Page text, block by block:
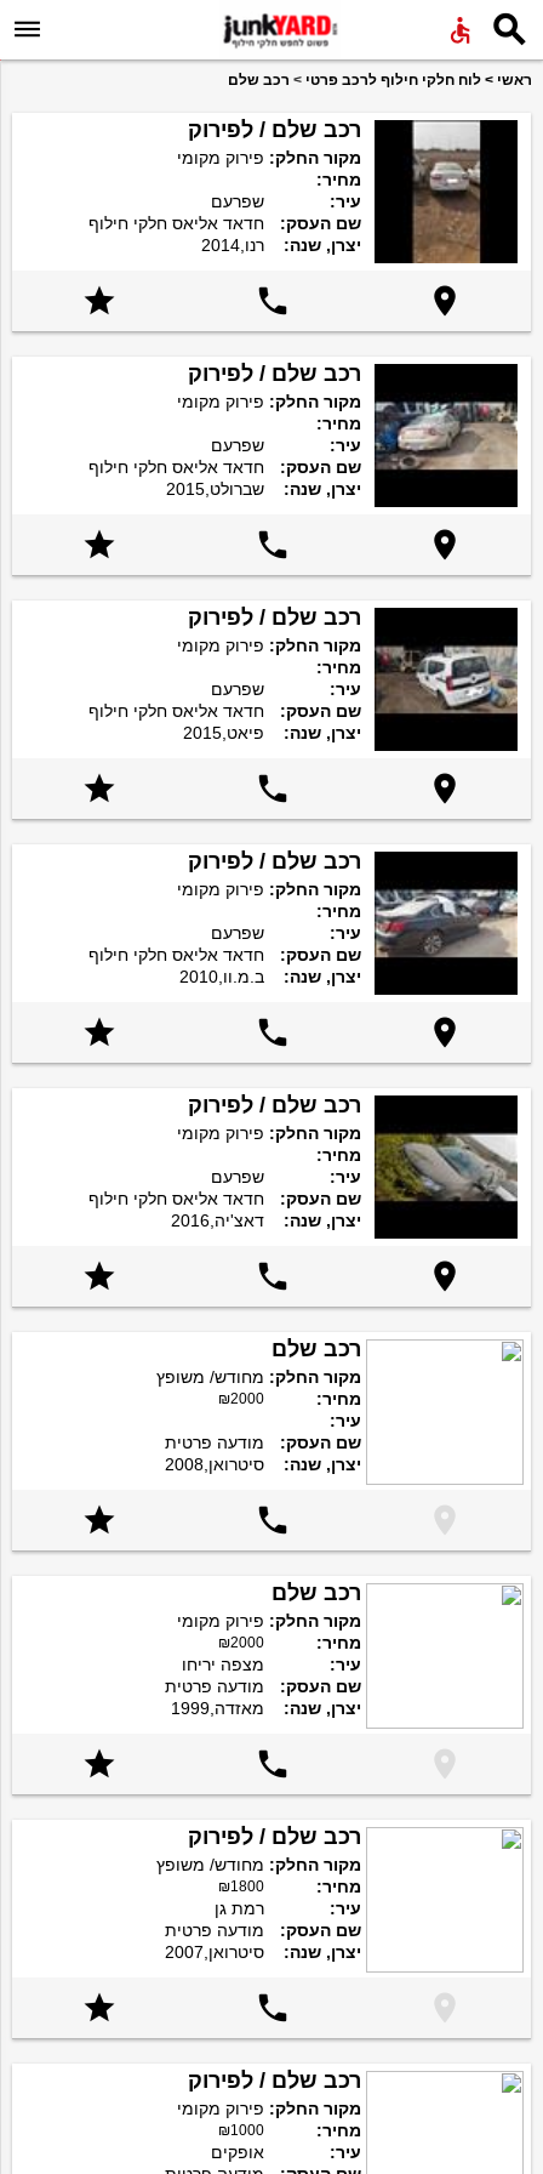
 
ראשי > לוח חלקי חילוף לרכב פרטי > רכב שלם
רכב שלם / לפירוק
מקור החלק: פירוק מקומי
מחיר:
עיר:
שפרעם
שם העסק:
חדאד אליאס חלקי חילוף
יצרן, שנה:
רנו,2014



רכב שלם / לפירוק
מקור החלק: פירוק מקומי
מחיר:
עיר:
שפרעם
שם העסק:
חדאד אליאס חלקי חילוף
יצרן, שנה:
שברולט,2015



רכב שלם / לפירוק
מקור החלק: פירוק מקומי
מחיר:
עיר:
שפרעם
שם העסק:
חדאד אליאס חלקי חילוף
יצרן, שנה:
פיאט,2015



רכב שלם / לפירוק
מקור החלק: פירוק מקומי
מחיר:
עיר:
שפרעם
שם העסק:
חדאד אליאס חלקי חילוף
יצרן, שנה:
ב.מ.וו,2010



רכב שלם / לפירוק
מקור החלק: פירוק מקומי
מחיר:
עיר:
שפרעם
שם העסק:
חדאד אליאס חלקי חילוף
יצרן, שנה:
דאצ'יה,2016



רכב שלם
מקור החלק: מחודש/ משופץ
מחיר:
₪2000
עיר:
שם העסק:
מודעה פרטית
יצרן, שנה:
סיטרואן,2008



רכב שלם
מקור החלק: פירוק מקומי
מחיר:
₪2000
עיר:
מצפה יריחו
שם העסק:
מודעה פרטית
יצרן, שנה:
מאזדה,1999



רכב שלם / לפירוק
מקור החלק: מחודש/ משופץ
מחיר:
₪1800
עיר:
רמת גן
שם העסק:
מודעה פרטית
יצרן, שנה:
סיטרואן,2007



רכב שלם / לפירוק
מקור החלק: פירוק מקומי
מחיר:
₪1000
עיר:
אופקים